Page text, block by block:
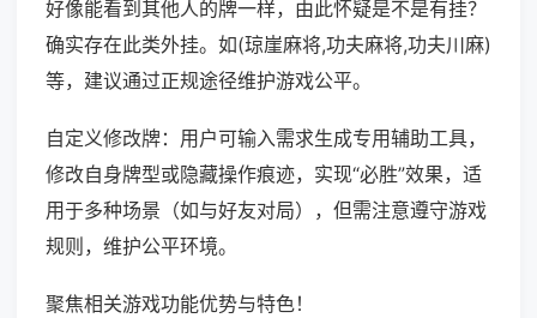
好像能看到其他人的牌一样，由此怀疑是不是有挂？
确实存在此类外挂。如(琼崖麻将,功夫麻将,功夫川麻)
等，建议通过正规途径维护游戏公平。
自定义修改牌：用户可输入需求生成专用辅助工具，
修改自身牌型或隐藏操作痕迹，实现“必胜”效果，适
用于多种场景（如与好友对局），但需注意遵守游戏
规则，维护公平环境。
聚焦相关游戏功能优势与特色！